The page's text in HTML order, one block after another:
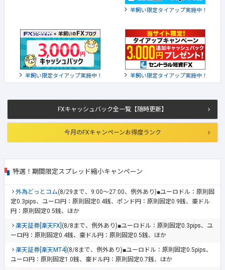
FXキャッシュバック全一覧【随時更新】
今月のFXキャンペーンお得度ランク
特選！期間限定スプレッド縮小キャンペーン
外為どっとコム(8/29まで、9:00～27:00、例外あり)■ユーロドル：原則固
定0.3pips、ユーロ円：原則固定0.4銭、ポンド円：原則固定0.9銭、豪ドル
円：原則固定0.5銭、ほか
楽天証券[楽天FX] (8/8まで、例外あり)■ユーロドル：原則固定0.3pips、ユ
ーロ円：原則固定0.4銭、豪ドル円：原則固定0.5銭、ほか
楽天証券[楽天MT4] (8/8まで、例外あり)■ユーロドル：原則固定0.5pips、
ユーロ円：原則固定1.0銭、豪ドル円：原則固定0.7銭、ほか
羊飼い限定タイアップ実施中！
羊飼い限定タイアップ実施中！ 羊飼い限定タイアップ実施中！